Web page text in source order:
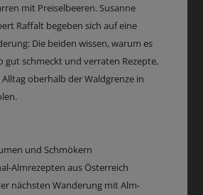
mit Preiselbeeren. Susanne
Raffalt begeben sich auf eine
Die beiden wissen, warum es
gut schmeckt und verraten Rezepte,
oberhalb der Waldgrenze in
und Schmökern
Almrezepten aus Österreich
nächsten Wanderung mit Alm-